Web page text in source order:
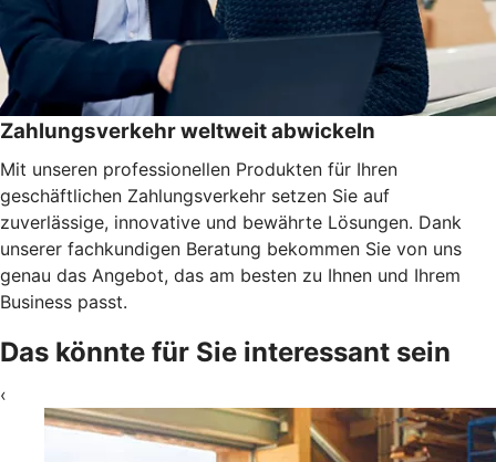
Zahlungsverkehr weltweit abwickeln
Mit unseren professionellen Produkten für Ihren
geschäftlichen Zahlungsverkehr setzen Sie auf
zuverlässige, innovative und bewährte Lösungen. Dank
unserer fachkundigen Beratung bekommen Sie von uns
genau das Angebot, das am besten zu Ihnen und Ihrem
Business passt.
Das könnte für Sie interessant sein
‹